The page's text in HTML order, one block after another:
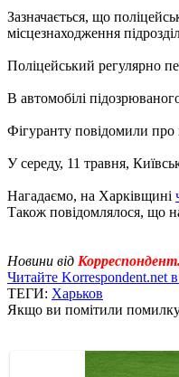
Зазначається, що
місцезнаходження
Поліцейський регулярно
В автомобілі
Фігуранту повідомили про
У середу, 11 травня,
Нагадаємо, на Харківщині
Також повідомлялося, що
Новини від
Читайте Korrespondent.net
ТЕГИ: Харьков
Якщо ви помітили помилку,